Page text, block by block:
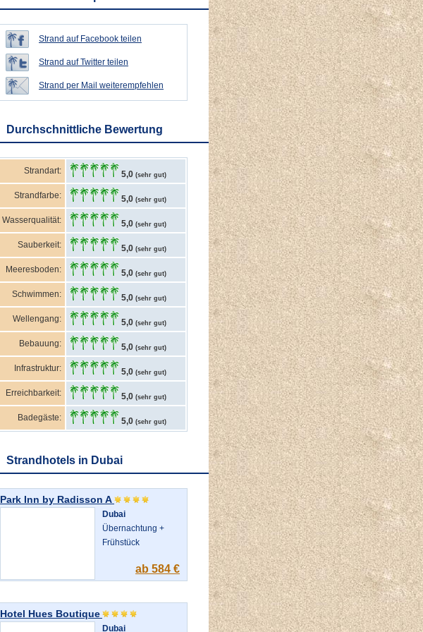
Strand auf Facebook teilen
Strand auf Twitter teilen
Strand per Mail weiterempfehlen
Durchschnittliche Bewertung
Strandart: 5,0 (sehr gut)
Strandfarbe: 5,0 (sehr gut)
Wasserqualität: 5,0 (sehr gut)
Sauberkeit: 5,0 (sehr gut)
Meeresboden: 5,0 (sehr gut)
Schwimmen: 5,0 (sehr gut)
Wellengang: 5,0 (sehr gut)
Bebauung: 5,0 (sehr gut)
Infrastruktur: 5,0 (sehr gut)
Erreichbarkeit: 5,0 (sehr gut)
Badegäste: 5,0 (sehr gut)
Strandhotels in Dubai
Park Inn by Radisson A
Dubai
Übernachtung +
Frühstück
ab 584 €
Hotel Hues Boutique
Dubai